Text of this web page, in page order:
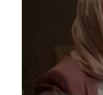
školského
vzájemná
podává žalobu.